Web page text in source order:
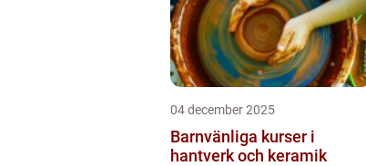
04 december 2025
Barnvänliga kurser i
hantverk och keramik